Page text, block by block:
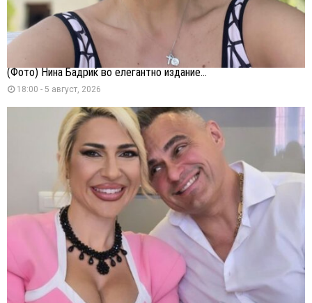
(Фото) Нина Бадриќ во елегантно издание...
18:00 - 5 август, 2026